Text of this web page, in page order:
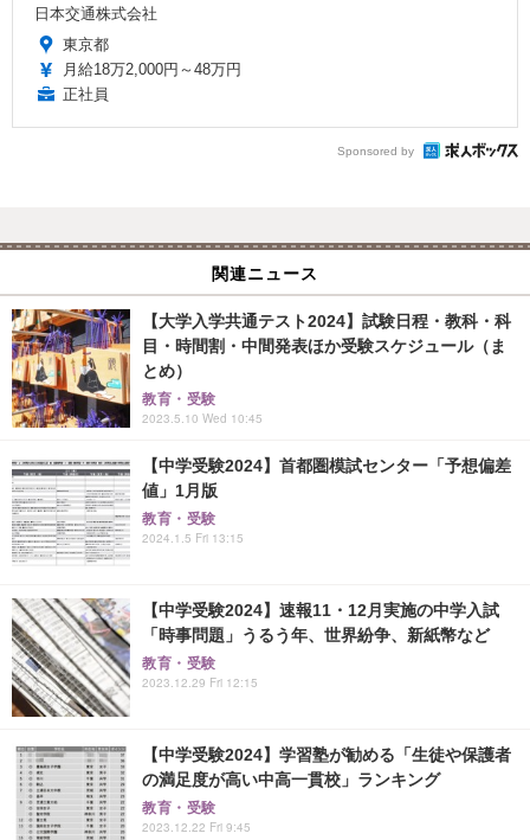
日本交通株式会社
東京都
月給18万2,000円～48万円
正社員
Sponsored by
関連ニュース
【大学入学共通テスト2024】試験日程・教科・科
目・時間割・中間発表ほか受験スケジュール（ま
とめ）
教育・受験
2023.5.10 Wed 10:45
【中学受験2024】首都圏模試センター「予想偏差
値」1月版
教育・受験
2024.1.5 Fri 13:15
【中学受験2024】速報11・12月実施の中学入試
「時事問題」うるう年、世界紛争、新紙幣など
教育・受験
2023.12.29 Fri 12:15
【中学受験2024】学習塾が勧める「生徒や保護者
の満足度が高い中高一貫校」ランキング
教育・受験
2023.12.22 Fri 9:45